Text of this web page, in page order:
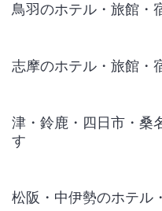
鳥羽のホテル・旅館・
志摩のホテル・旅館・
津・鈴鹿・四日市・桑
す
松阪・中伊勢のホテル